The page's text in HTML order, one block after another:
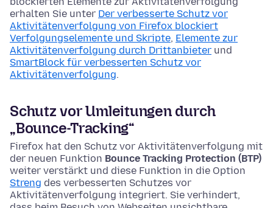
erhalten Sie unter Der verbesserte Schutz vor
Aktivitätenverfolgung von Firefox blockiert
Verfolgungselemente und Skripte, Elemente zur
Aktivitätenverfolgung durch Drittanbieter und
SmartBlock für verbesserten Schutz vor
Aktivitätenverfolgung.
Schutz vor Umleitungen durch
„Bounce-Tracking“
Firefox hat den Schutz vor Aktivitätenverfolgung mit
der neuen Funktion Bounce Tracking Protection (BTP)
weiter verstärkt und diese Funktion in die Option
Streng des verbesserten Schutzes vor
Aktivitätenverfolgung integriert. Sie verhindert,